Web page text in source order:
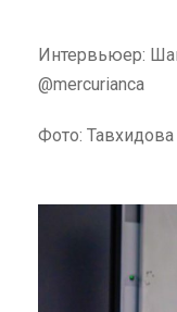
Интервьюер:
@mercurianca
Фото: